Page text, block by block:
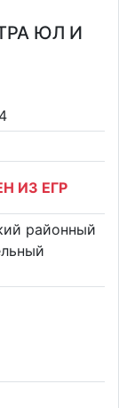
ЮЛ И
ИЗ ЕГР
районный